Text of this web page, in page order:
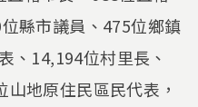
縣市議員、475位鄉鎮
、14,194位村里長、
地原住民區民代表，